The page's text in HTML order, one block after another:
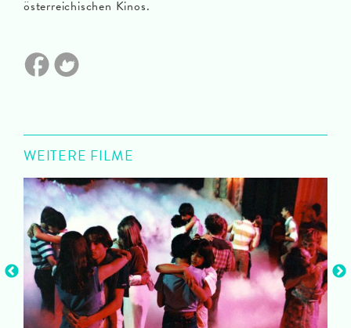
österreichischen Kinos.
WEITERE FILME